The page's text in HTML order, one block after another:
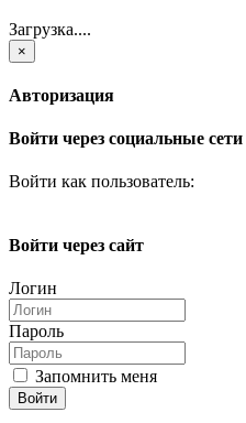
Загрузка....
×
Авторизация
Войти через социальные сети
Войти как пользователь:
Войти через сайт
Логин
Пароль
Запомнить меня